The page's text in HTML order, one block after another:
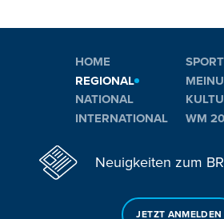
HOME
REGIONAL
NATIONAL
INTERNATIONAL
SPORT
WM
Neuigkeiten zum
JETZT ANMELDEN